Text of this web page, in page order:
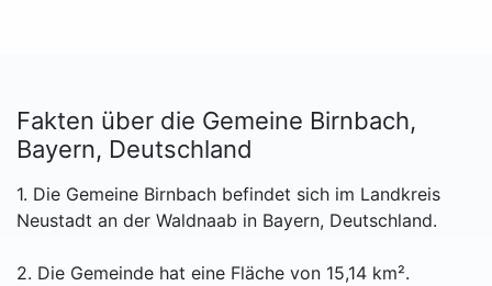
Fakten über die Gemeine Birnbach,
Bayern, Deutschland
1. Die Gemeine Birnbach befindet sich im Landkreis
Neustadt an der Waldnaab in Bayern, Deutschland.
2. Die Gemeinde hat eine Fläche von 15,14 km².